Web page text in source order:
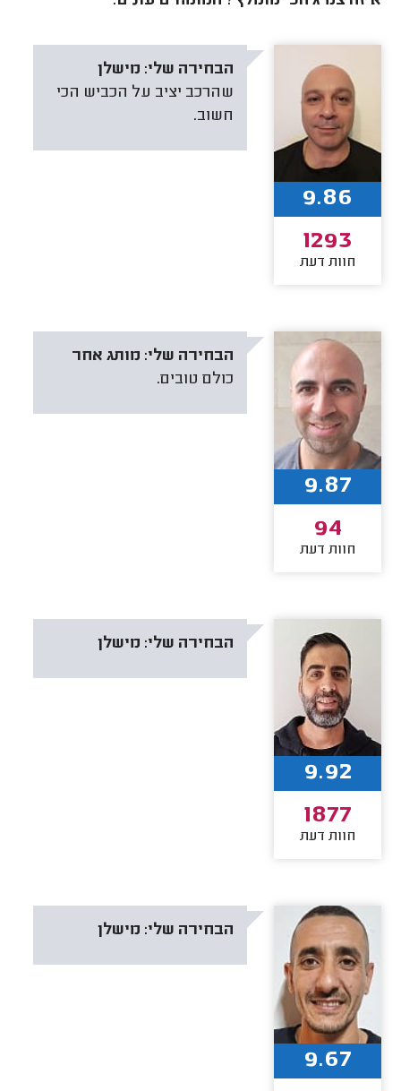
הבחירה שלי: מישלן
שהרכב יציב על הכביש הכי
חשוב.
9.86
1293
חוות דעת
הבחירה שלי: מותג אחר
כולם טובים.
9.87
94
חוות דעת
הבחירה שלי: מישלן
9.92
1877
חוות דעת
הבחירה שלי: מישלן
9.67